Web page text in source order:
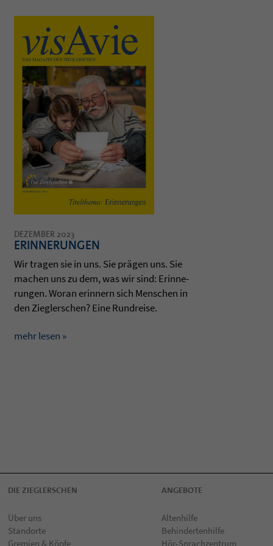
DEZEMBER 2023
ERINNERUNGEN
Wir tra­gen sie in uns. Sie prägen uns. Sie
machen uns zu dem, was wir sind: Erin­ne­
run­gen. Woran erin­nern sich Men­schen in
den Zieg­ler­schen? Eine Run­dreise.
mehr lesen »
DIE ZIEGLERSCHEN
Über uns
Standorte
Gremien & Köpfe
ANGEBOTE
Altenhilfe
Behindertenhilfe
Hör-Sprachzentrum